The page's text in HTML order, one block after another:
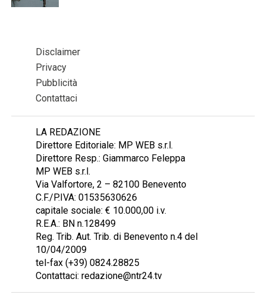
Disclaimer
Privacy
Pubblicità
Contattaci
LA REDAZIONE
Direttore Editoriale: MP WEB s.r.l.
Direttore Resp.: Giammarco Feleppa
MP WEB s.r.l.
Via Valfortore, 2 – 82100 Benevento
C.F./P.IVA: 01535630626
capitale sociale: € 10.000,00 i.v.
R.E.A.: BN n.128499
Reg. Trib. Aut. Trib. di Benevento n.4 del
10/04/2009
tel-fax (+39) 0824.28825
Contattaci: redazione@ntr24.tv